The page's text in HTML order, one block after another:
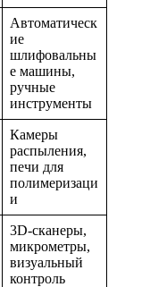
Автоматическ
ие
шлифовальны
е машины,
ручные
инструменты
Камеры
распыления,
печи для
полимеризаци
и
3D-сканеры,
микрометры,
визуальный
контроль